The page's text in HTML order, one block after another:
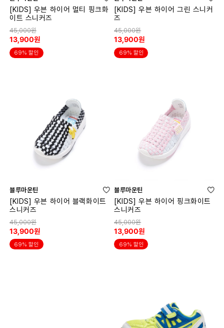
[KIDS] 우븐 하이어 멀티 핑크화
이트 스니커즈
45,000원
13,900원
69% 할인
[KIDS] 우븐 하이어 그린 스니커
즈
45,000원
13,900원
69% 할인
블루마운틴
[KIDS] 우븐 하이어 블랙화이트
스니커즈
45,000원
13,900원
69% 할인
블루마운틴
[KIDS] 우븐 하이어 핑크화이트
스니커즈
45,000원
13,900원
69% 할인